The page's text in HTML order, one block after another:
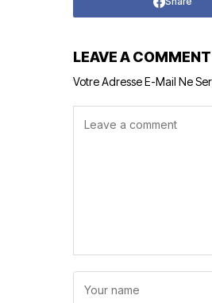
LEAVE A COMMENT
Votre Adresse E-Mail Ne